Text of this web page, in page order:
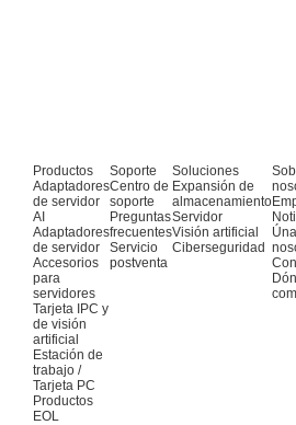
Productos
Adaptadores
de servidor
AI
Adaptadores
de servidor
Accesorios
para
servidores
Tarjeta IPC y
de visión
artificial
Estación de
trabajo /
Tarjeta PC
Productos
EOL
Soporte
Centro de
soporte
Preguntas
frecuentes
Servicio
postventa
Soluciones
Expansión de
almacenamiento
Servidor
Visión artificial
Ciberseguridad